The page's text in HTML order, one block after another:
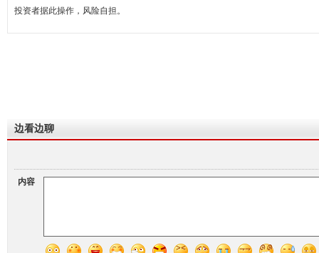
投资者据此操作，风险自担。
边看边聊
内容